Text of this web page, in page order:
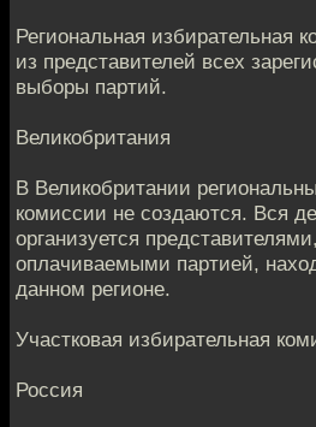
Региональная избирательная
из представителей всех
выборы партий.
Великобритания
В Великобритании
комиссии не создаются. Вся
организуется
оплачиваемыми партией,
данном регионе.
Участковая избирательная
Россия